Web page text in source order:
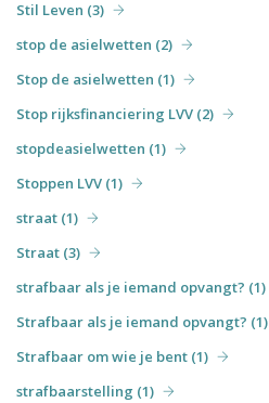
Stil Leven (3)
stop de asielwetten (2)
Stop de asielwetten (1)
Stop rijksfinanciering LVV (2)
stopdeasielwetten (1)
Stoppen LVV (1)
straat (1)
Straat (3)
strafbaar als je iemand opvangt? (1)
Strafbaar als je iemand opvangt? (1)
Strafbaar om wie je bent (1)
strafbaarstelling (1)